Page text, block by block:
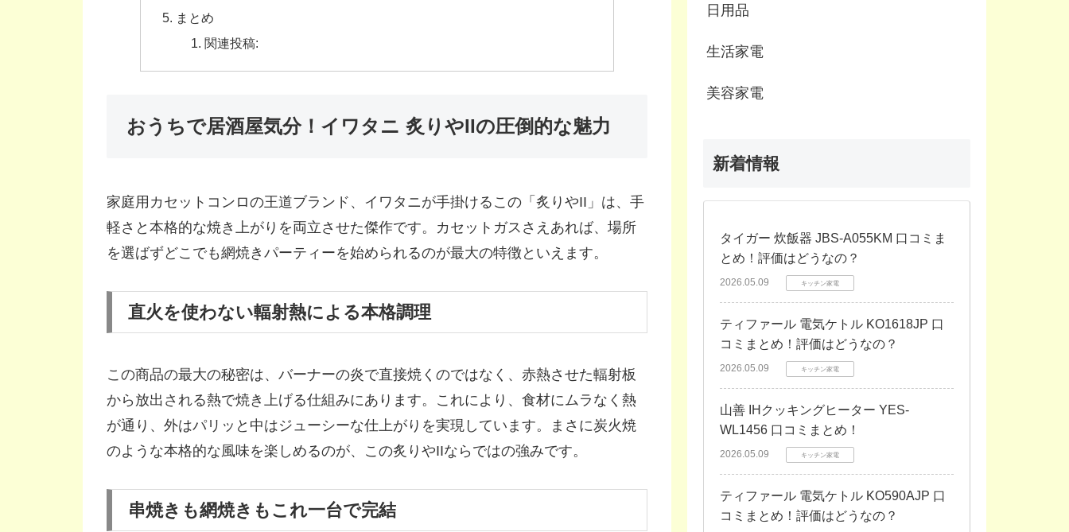
まとめ
関連投稿:
おうちで居酒屋気分！イワタニ 炙りやIIの圧倒的な魅力
家庭用カセットコンロの王道ブランド、イワタニが手掛けるこの「炙りやII」は、手
軽さと本格的な焼き上がりを両立させた傑作です。カセットガスさえあれば、場所
を選ばずどこでも網焼きパーティーを始められるのが最大の特徴といえます。
直火を使わない輻射熱による本格調理
この商品の最大の秘密は、バーナーの炎で直接焼くのではなく、赤熱させた輻射板
から放出される熱で焼き上げる仕組みにあります。これにより、食材にムラなく熱
が通り、外はパリッと中はジューシーな仕上がりを実現しています。まさに炭火焼
のような本格的な風味を楽しめるのが、この炙りやIIならではの強みです。
串焼きも網焼きもこれ一台で完結
日用品
生活家電
美容家電
新着情報
タイガー 炊飯器 JBS-A055KM 口コミま
とめ！評価はどうなの？
2026.05.09 キッチン家電
ティファール 電気ケトル KO1618JP 口
コミまとめ！評価はどうなの？
2026.05.09 キッチン家電
山善 IHクッキングヒーター YES-
WL1456 口コミまとめ！
2026.05.09 キッチン家電
ティファール 電気ケトル KO590AJP 口
コミまとめ！評価はどうなの？